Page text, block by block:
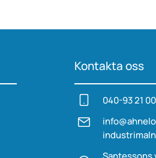
Kontakta oss
040-93 21 00